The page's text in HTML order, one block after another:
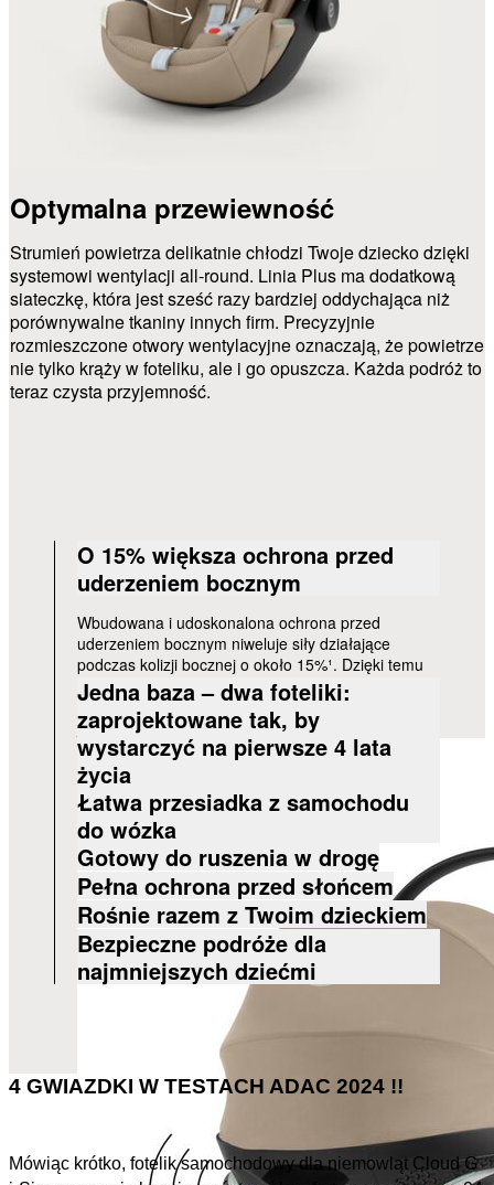
Optymalna przewiewność
Strumień powietrza delikatnie chłodzi Twoje dziecko dzięki
systemowi wentylacji all-round. Linia Plus ma dodatkową
siateczkę, która jest sześć razy bardziej oddychająca niż
porównywalne tkaniny innych firm. Precyzyjnie
rozmieszczone otwory wentylacyjne oznaczają, że powietrze
nie tylko krąży w foteliku, ale i go opuszcza. Każda podróż to
teraz czysta przyjemność.
O 15% większa ochrona przed
uderzeniem bocznym
Wbudowana i udoskonalona ochrona przed
uderzeniem bocznym niweluje siły działające
podczas kolizji bocznej o około 15%¹. Dzięki temu
zapewnia rodzicom dodatkowe poczucie spokoju,
że podczas każdej podróży ich pociecha jest
jeszcze bezpieczniejsza.
Jedna baza – dwa foteliki:
zaprojektowane tak, by
wystarczyć na pierwsze 4 lata
życia
Łatwa przesiadka z samochodu
do wózka
Gotowy do ruszenia w drogę
Pełna ochrona przed słońcem
Rośnie razem z Twoim dzieckiem
Bezpieczne podróże dla
najmniejszych dziećmi
4 GWIAZDKI W TESTACH ADAC 2024 !!
Mówiąc krótko, fotelik samochodowy dla niemowląt Cloud G